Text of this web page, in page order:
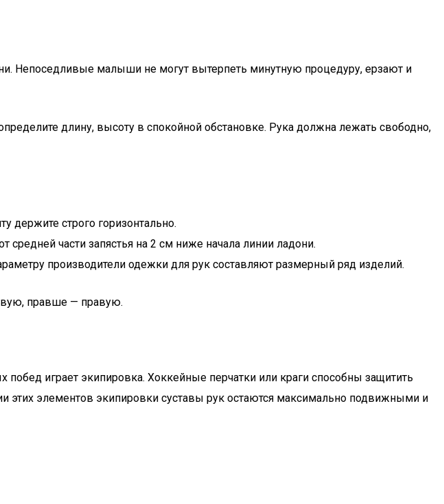
Непоседливые малыши не могут вытерпеть минутную процедуру, ерзают и
длину, высоту в спокойной обстановке. Рука должна лежать свободно,
держите строго горизонтально.
средней части запястья на 2 см ниже начала линии ладони.
производители одежки для рук составляют размерный ряд изделий.
правше — правую.
играет экипировка. Хоккейные перчатки или краги способны защитить
этих элементов экипировки суставы рук остаются максимально подвижными и